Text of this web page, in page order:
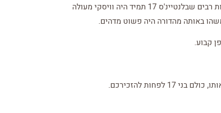
ג'ים, אשר טועם אלפי סוגי וויסקי בשנה, סיפר בראיונות רבים שבלנטיינ'ס 17 תמיד היה וויסקי מעולה
באותה מהדורה היה פשוט מדהים.
קבוע.
להזכירכם.